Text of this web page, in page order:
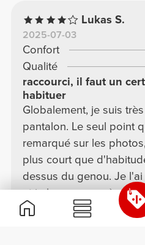
Lukas S.
2025-07-03
Confort
Qualité
raccourci, il faut un
habituer
Globalement, je suis
pantalon. Le seul point
remarqué sur les
plus court que
dessus du genou. Je
et je le remarque à
souhaitez moins
Voir l'original